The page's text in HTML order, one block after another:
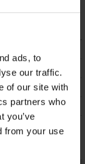
ads, to
our traffic.
of our site with
partners who
you’ve
from your use